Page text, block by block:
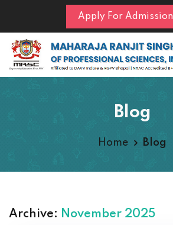
Apply For Admission
Blog
Home Blog
Archive: November 2025